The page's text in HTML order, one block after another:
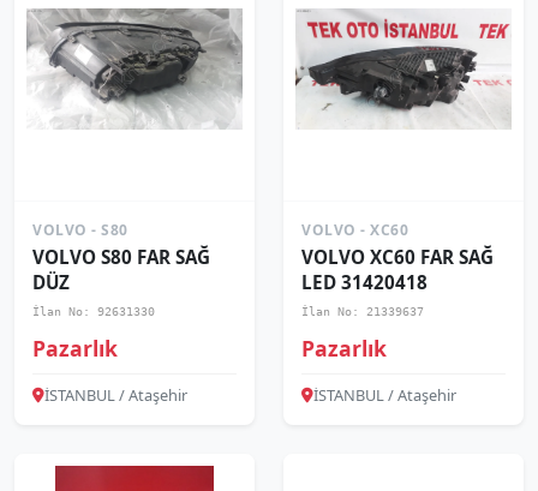
VOLVO - S80
VOLVO S80 FAR SAĞ
DÜZ
İlan No: 92631330
Pazarlık
İSTANBUL / Ataşehir
VOLVO - XC60
VOLVO XC60 FAR SAĞ
LED 31420418
İlan No: 21339637
Pazarlık
İSTANBUL / Ataşehir